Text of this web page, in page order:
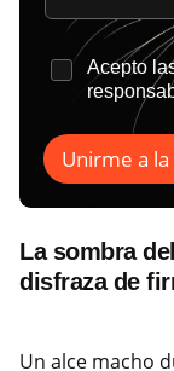
* Acepto
Unirme a
La sombra
disfraza de
Un alce macho